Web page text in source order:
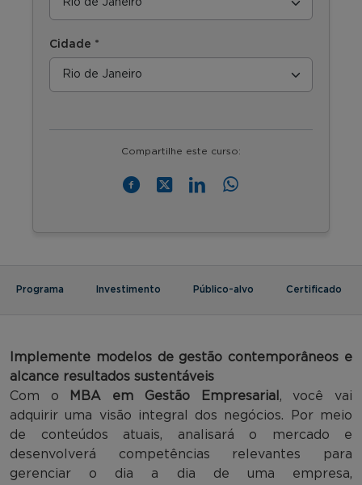
Cidade *
Compartilhe este curso:
Programa Investimento Público-alvo Certificado
Implemente modelos de gestão contemporâneos e
alcance resultados sustentáveis
Com o
MBA em Gestão Empresarial , você vai
adquirir uma visão integral dos negócios. Por meio
de conteúdos atuais, analisará o mercado e
desenvolverá competências relevantes para
gerenciar o dia a dia de uma empresa,